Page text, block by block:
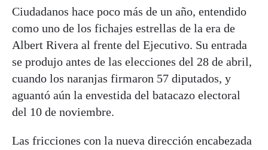
Ciudadanos hace poco más de un año, entendido
como uno de los fichajes estrellas de la era de
Albert Rivera al frente del Ejecutivo. Su entrada
se produjo antes de las elecciones del 28 de abril,
cuando los naranjas firmaron 57 diputados, y
aguantó aún la envestida del batacazo electoral
del 10 de noviembre.
Las fricciones con la nueva dirección encabezada